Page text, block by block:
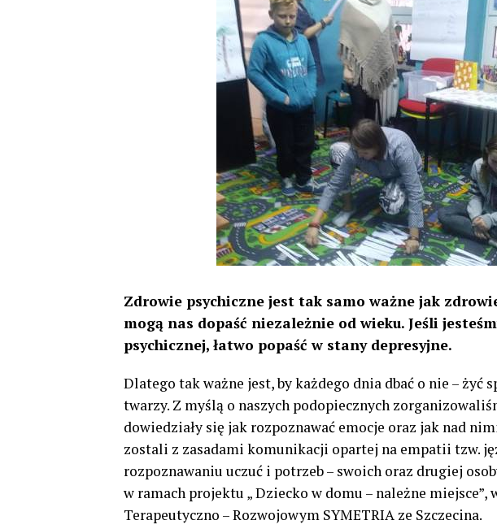
Zdrowie psychiczne jest tak samo ważne jak
mogą nas dopaść niezależnie od wieku. Jeśli
psychicznej, łatwo popaść w stany depresyjne.
Dlatego tak ważne jest, by każdego dnia dbać o nie – żyć
twarzy. Z myślą o naszych podopiecznych
dowiedziały się jak rozpoznawać emocje oraz jak nad
zostali z zasadami komunikacji opartej na empatii tzw.
rozpoznawaniu uczuć i potrzeb – swoich oraz drugiej
w ramach projektu „ Dziecko w domu – należne miejsce”,
Terapeutyczno – Rozwojowym SYMETRIA ze Szczecina.